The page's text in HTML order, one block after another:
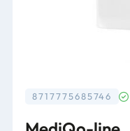
8717775685746